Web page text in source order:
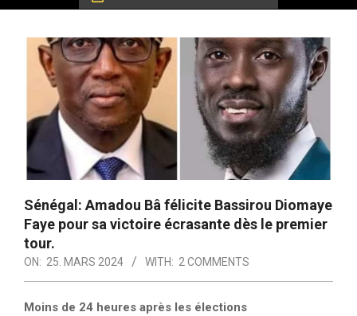
Sénégal: Amadou Bâ félicite Bassirou Diomaye
Faye pour sa victoire écrasante dès le premier
tour.
ON: 25. MARS 2024 WITH: 2 COMMENTS
Moins de 24 heures après les élections